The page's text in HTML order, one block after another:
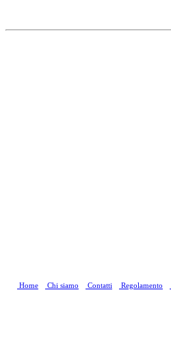
Home Chi siamo Contatti Regolamento